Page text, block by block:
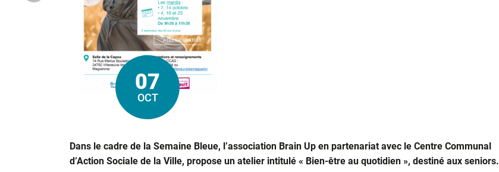
Le
07
OCT
Dans le cadre de la Semaine Bleue, l’association Brain Up en partenariat avec le Centre Communal
d’Action Sociale de la Ville, propose un atelier intitulé « Bien-être au quotidien », destiné aux seniors.